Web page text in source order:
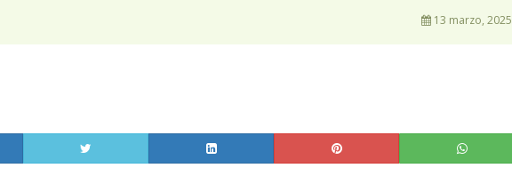
13 marzo, 2025